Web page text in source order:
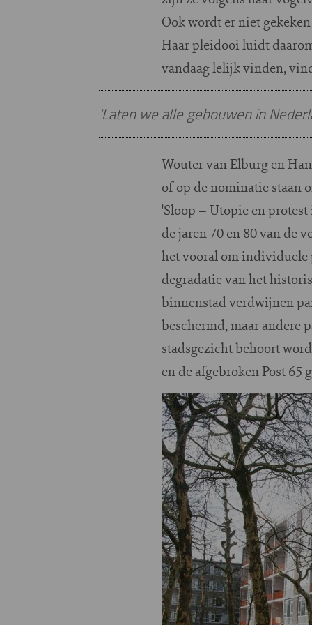
Ook wordt er niet
Haar pleidooi luidt
vandaag lelijk vinden,
'Laten we alle gebouwen in
Wouter van Elburg en
of op de nominatie staan
'Sloop – Utopie en
de jaren 70 en 80 van de
het vooral om individuele
degradatie van het
binnenstad verdwijnen
beschermd, maar andere
stadsgezicht behoort
en de afgebroken Post 65
Image